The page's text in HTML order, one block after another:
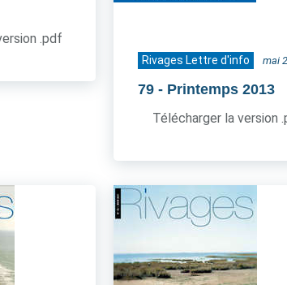
.pdf
Rivages Lettre d'info mai
79 - Printemps 2013
Télécharger la version